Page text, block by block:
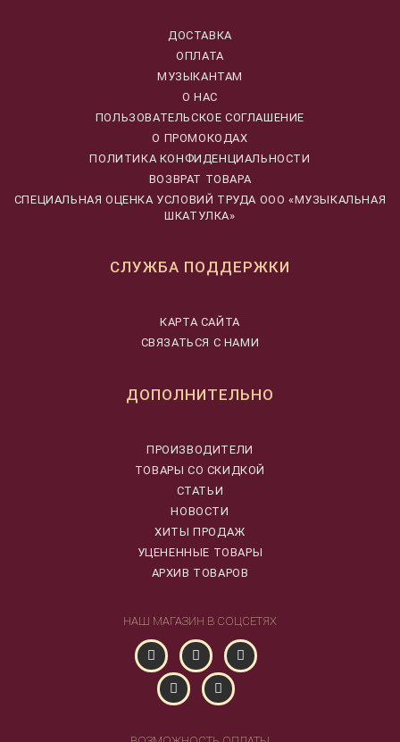
ДОСТАВКА
ОПЛАТА
МУЗЫКАНТАМ
О НАС
ПОЛЬЗОВАТЕЛЬСКОЕ СОГЛАШЕНИЕ
О ПРОМОКОДАХ
ПОЛИТИКА КОНФИДЕНЦИАЛЬНОСТИ
ВОЗВРАТ ТОВАРА
CПЕЦИАЛЬНАЯ ОЦЕНКА УСЛОВИЙ ТРУДА ООО «МУЗЫКАЛЬНАЯ
ШКАТУЛКА»
СЛУЖБА ПОДДЕРЖКИ
КАРТА САЙТА
СВЯЗАТЬСЯ С НАМИ
ДОПОЛНИТЕЛЬНО
ПРОИЗВОДИТЕЛИ
ТОВАРЫ СО СКИДКОЙ
СТАТЬИ
НОВОСТИ
ХИТЫ ПРОДАЖ
УЦЕНЕННЫЕ ТОВАРЫ
АРХИВ ТОВАРОВ
НАШ МАГАЗИН В СОЦСЕТЯХ